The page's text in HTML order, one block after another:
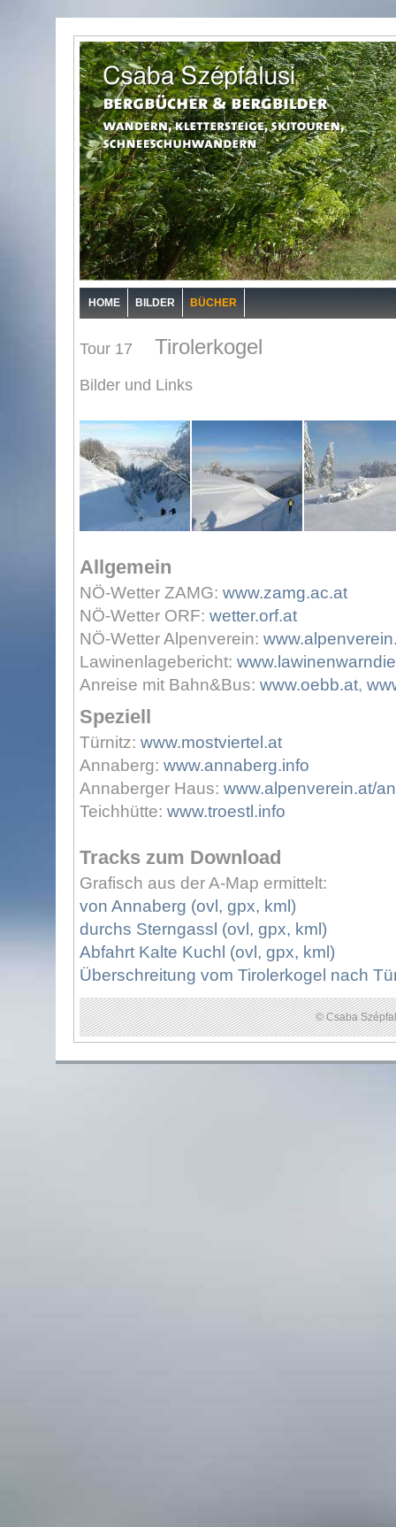
HOME BILDER BÜCHER
Tour 17 Tirolerkogel
Bilder und Links
Allgemein
NÖ-Wetter ZAMG: www.zamg.ac.at
NÖ-Wetter ORF: wetter.orf.at
NÖ-Wetter Alpenverein:
Lawinenlagebericht:
Anreise mit Bahn&Bus: www.oebb.at,
Speziell
Türnitz: www.mostviertel.at
Annaberg: www.annaberg.info
Annaberger Haus: www.alpenverein.at/
Teichhütte: www.troestl.info
Tracks zum Download
Grafisch aus der A-Map ermittelt:
von Annaberg (ovl, gpx, kml)
durchs Sterngassl (ovl, gpx, kml)
Abfahrt Kalte Kuchl (ovl, gpx, kml)
Überschreitung vom Tirolerkogel nach
© Csaba